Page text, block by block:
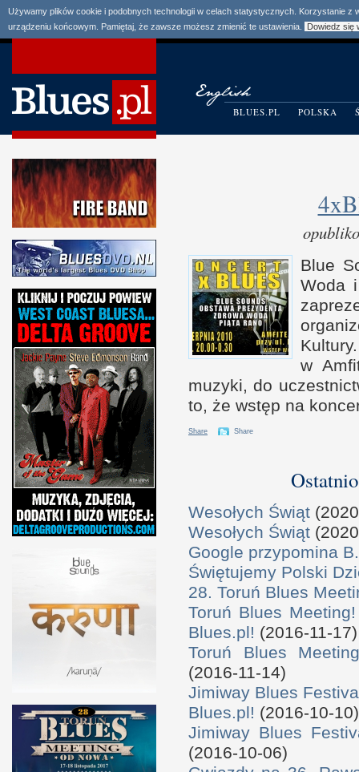
Używamy plików cookie i podobnych technologii w celach statystycznych. Korzystanie
urządzeniu końcowym. Pamiętaj, że zawsze możesz zmienić te ustawienia.
Dowiedz się
BLUES.PL POLSKA
Blue
Woda
w A
muzyki, do
to, że wstęp na
Share Share
Wesołych Świąt
Wesołych Świąt
Google przypomina
Świętujemy Polski
28. Toruń Blues
Toruń Blues
Blues.pl! (2016-11-17)
Toruń Blues
(2016-11-14)
Jimiway Blues
Blues.pl! (2016-10-10)
Jimiway Blues
(2016-10-06)